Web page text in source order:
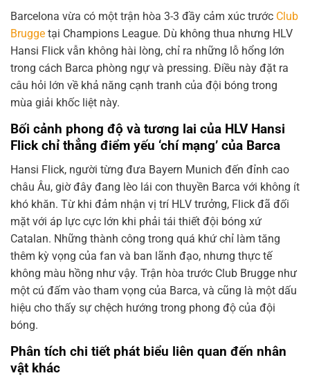
Barcelona vừa có một trận hòa 3-3 đầy cảm xúc trước Club
Brugge tại Champions League. Dù không thua nhưng HLV
Hansi Flick vẫn không hài lòng, chỉ ra những lỗ hổng lớn
trong cách Barca phòng ngự và pressing. Điều này đặt ra
câu hỏi lớn về khả năng cạnh tranh của đội bóng trong
mùa giải khốc liệt này.
Bối cảnh phong độ và tương lai của HLV Hansi
Flick chỉ thẳng điểm yếu ‘chí mạng’ của Barca
Hansi Flick, người từng đưa Bayern Munich đến đỉnh cao
châu Âu, giờ đây đang lèo lái con thuyền Barca với không ít
khó khăn. Từ khi đảm nhận vị trí HLV trưởng, Flick đã đối
mặt với áp lực cực lớn khi phải tái thiết đội bóng xứ
Catalan. Những thành công trong quá khứ chỉ làm tăng
thêm kỳ vọng của fan và ban lãnh đạo, nhưng thực tế
không màu hồng như vậy. Trận hòa trước Club Brugge như
một cú đấm vào tham vọng của Barca, và cũng là một dấu
hiệu cho thấy sự chệch hướng trong phong độ của đội
bóng.
Phân tích chi tiết phát biểu liên quan đến nhân
vật khác